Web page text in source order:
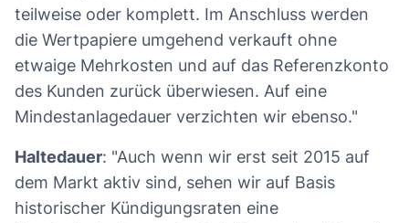
teilweise oder komplett. Im Anschluss werden
die Wertpapiere umgehend verkauft ohne
etwaige Mehrkosten und auf das Referenzkonto
des Kunden zurück überwiesen. Auf eine
Mindestanlagedauer verzichten wir ebenso."
Haltedauer: "Auch wenn wir erst seit 2015 auf
dem Markt aktiv sind, sehen wir auf Basis
historischer Kündigungsraten eine